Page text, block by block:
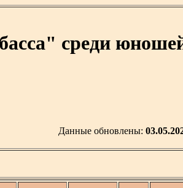
среди
Данные обновлены: